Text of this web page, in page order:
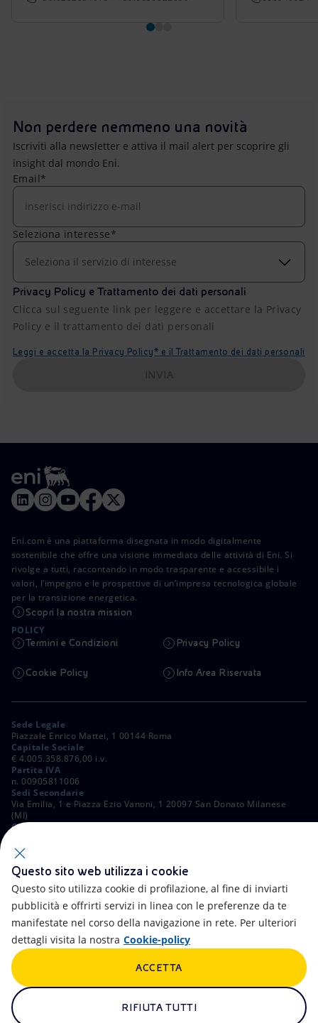
Non perdere nemmeno una novità
Iscriviti alla newsletter e attiva il mail alert per scoprire gli
insight dal mondo Eni.
Email*
Seleziona interesse*
Seleziona il servizio di interesse
Privacy Policy e Trattamento dei dati personali
Clicca sul seguente link per leggere e accettare la Privacy
Policy e il trattamento dei dati personali
Leggi e accetta la Privacy Policy* e il Trattamento dei dati personali
Eni.com è una piattaforma disegnata in modo digitalmente
sostenibile che offre una visione immediata delle attività di Eni. Si
rivolge a tutti, raccontando in modo trasparente e accessibile i
valori, l’impegno e le prospettive di un’impresa tecnologica globale
per la transizione energetica.
Scopri la nostra mission
POLICY
Termini e Condizioni Privacy Policy
Cookie Policy Info Area Riservata
Sede Legale
Piazzale Enrico Mattei, 1 00144 Roma
Capitale Sociale
€ 4.005.358.876,00 i.v.
Partita IVA
n. 00905811006
Sedi Secondarie
Via Emilia, 1 e Piazza Ezio Vanoni, 1 20097 San Donato Milanese
(MI)
C. Fiscale e Registro Imprese di Roma
ALTRI LINK
Accessibilità Calendario
Newsletter Intelligenza artificiale
Truffe e Phishing
Questo sito web utilizza i cookie
Questo sito utilizza cookie di profilazione, al fine di inviarti
pubblicità e offrirti servizi in linea con le preferenze da te
manifestate nel corso della navigazione in rete. Per ulteriori
dettagli visita la nostra Cookie-policy
RIFIUTA TUTTI
ACCETTA